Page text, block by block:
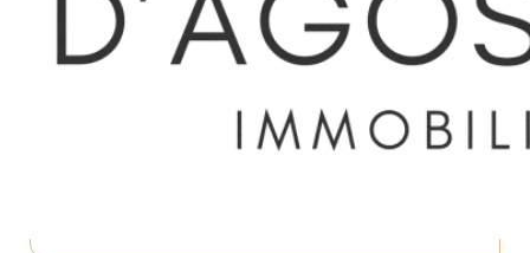
Marseille 3ème
110 000 €